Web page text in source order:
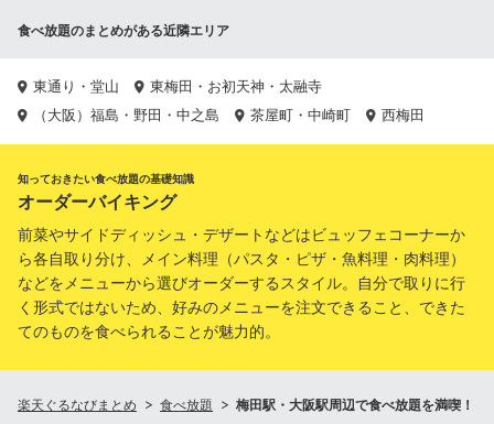
食べ放題のまとめがある近隣エリア
東通り・堂山
東梅田・お初天神・太融寺
（大阪）福島・野田・中之島
茶屋町・中崎町 西梅田
知っておきたい食べ放題の基礎知識
オーダーバイキング
前菜やサイドディッシュ・デザートなどはビュッフェコーナーか
ら各自取り分け、メイン料理（パスタ・ピザ・魚料理・肉料理）
などをメニューから選びオーダーするスタイル。自分で取りに行
く形式ではないため、好みのメニューを注文できること、できた
てのものを食べられることが魅力的。
楽天ぐるなびまとめ 食べ放題 梅田駅・大阪駅周辺で食べ放題を満喫！